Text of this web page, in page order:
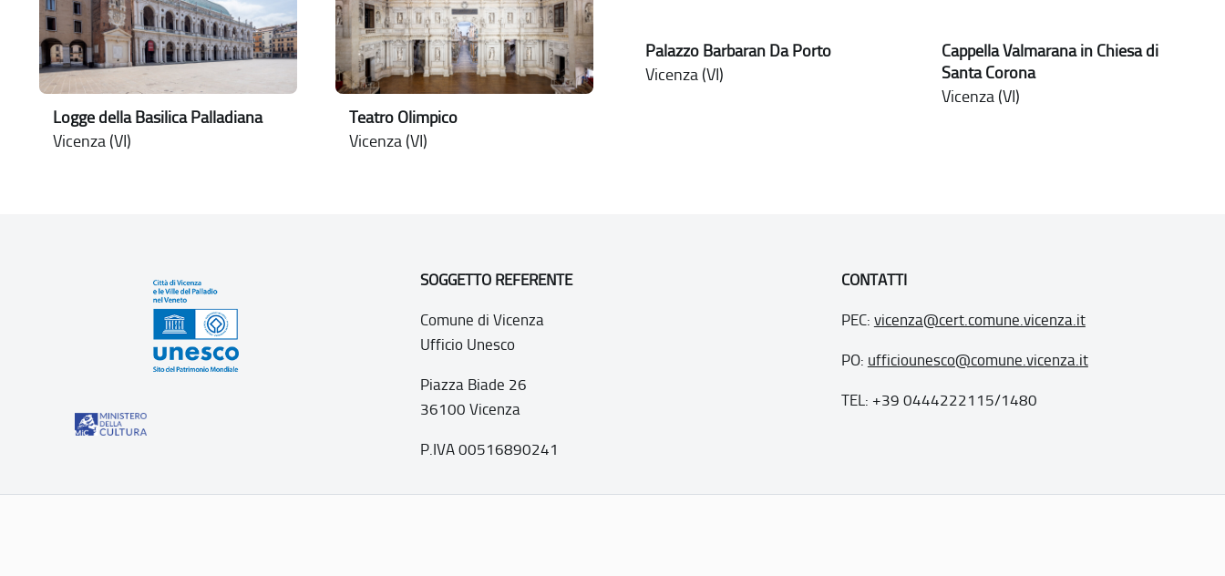
Logge della Basilica Palladiana
Vicenza (VI)
Teatro Olimpico
Vicenza (VI)
Palazzo Barbaran Da Porto
Vicenza (VI)
Cappella Valmarana in Chiesa di
Santa Corona
Vicenza (VI)
SOGGETTO REFERENTE
Comune di Vicenza
Ufficio Unesco
Piazza Biade 26
36100 Vicenza
P.IVA 00516890241
CONTATTI
PEC: vicenza@cert.comune.vicenza.it
PO: ufficiounesco@comune.vicenza.it
TEL: +39 0444222115/1480